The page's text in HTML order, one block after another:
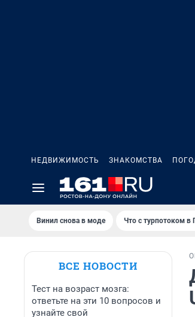
НЕДВИЖИМОСТЬ ЗНАКОМСТВА
Винил снова в моде Что с турпотоком в
ВСЕ НОВОСТИ
Тест на возраст мозга:
ответьте на эти 10 вопросов и
узнайте свой